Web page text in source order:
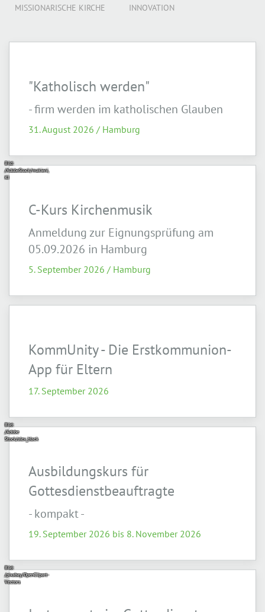
MISSIONARISCHE KIRCHE INNOVATION
"Katholisch werden"
- firm werden im katholischen Glauben
31. August 2026 / Hamburg
Bild:
/AdobeStock/makieni,
KI
C-Kurs Kirchenmusik
Anmeldung zur Eignungsprüfung am
05.09.2026 in Hamburg
5. September 2026 / Hamburg
KommUnity - Die Erstkommunion-
App für Eltern
17. September 2026
Bild:
/Adobe
Stock/alex_black
Ausbildungskurs für
Gottesdienstbeauftragte
- kompakt -
19. September 2026 bis 8. November 2026
Bild:
/pixabay/OpenClipart-
Vectors